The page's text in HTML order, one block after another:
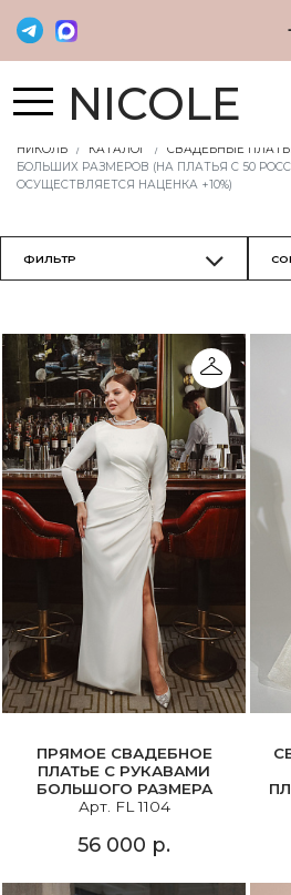
NICOLE
НИКОЛЬ КАТАЛОГ СВАДЕБНЫЕ
БОЛЬШИХ РАЗМЕРОВ (НА ПЛАТЬЯ С 50
ОСУЩЕСТВЛЯЕТСЯ НАЦЕНКА +10%)
ПРЯМОЕ СВАДЕБНОЕ
ПЛАТЬЕ С РУКАВАМИ
БОЛЬШОГО РАЗМЕРА
Арт. FL 1104
56 000 р.